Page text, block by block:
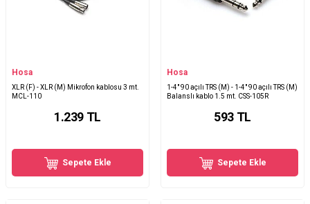
Hosa
XLR (F) - XLR (M) Mikrofon kablosu 3 mt.
MCL-110
1.239 TL
Sepete Ekle
Hosa
1-4" 90 açılı TRS (M) - 1-4" 90 açılı TRS (M)
Balanslı kablo 1.5 mt. CSS-105R
593 TL
Sepete Ekle